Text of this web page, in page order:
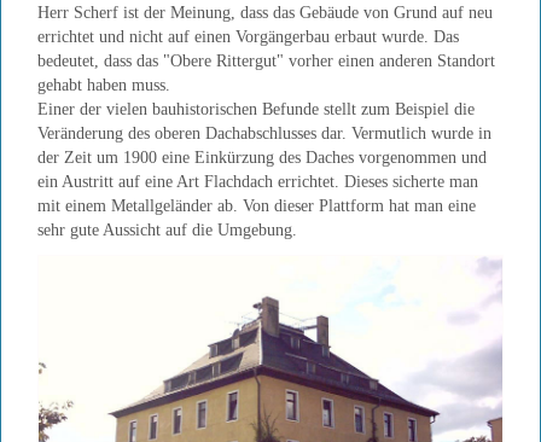
Herr Scherf ist der Meinung, dass das Gebäude von Grund auf neu
errichtet und nicht auf einen Vorgängerbau erbaut wurde. Das
bedeutet, dass das "Obere Rittergut" vorher einen anderen Standort
gehabt haben muss.
Einer der vielen bauhistorischen Befunde stellt zum Beispiel die
Veränderung des oberen Dachabschlusses dar. Vermutlich wurde in
der Zeit um 1900 eine Einkürzung des Daches vorgenommen und
ein Austritt auf eine Art Flachdach errichtet. Dieses sicherte man
mit einem Metallgeländer ab. Von dieser Plattform hat man eine
sehr gute Aussicht auf die Umgebung.